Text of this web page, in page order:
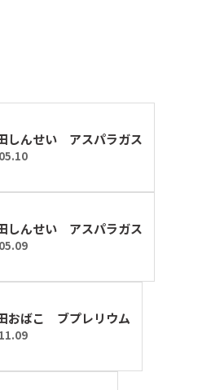
しんせい アスパラガス
しんせい アスパラガス
おばこ ブプレリウム